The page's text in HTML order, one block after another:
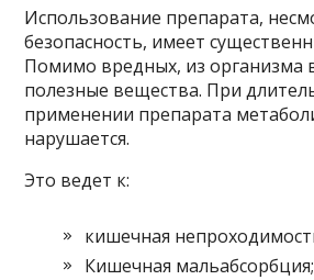
Использование препарата,
безопасность, имеет
Помимо вредных, из организма
полезные вещества. При
применении препарата
нарушается.
Это ведет к:
кишечная
Кишечная мальабсорбция;